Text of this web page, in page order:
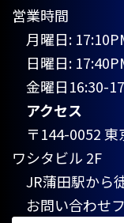
営業時間
月曜日:
日曜日:
金曜日16:30-
アクセス
〒144-0052 東
ワシタビル 2F
JR蒲田駅から
お問い合わせ